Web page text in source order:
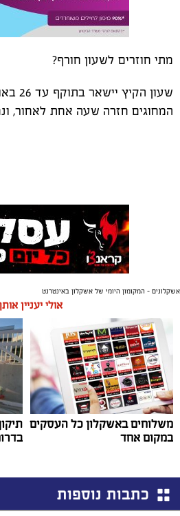
מתי חוזרים לשעון חורף?
המחוגים חזרה שעה אחת לאחור,
אשקלונים - המקומון היומי של אשקלון באינטרנט
אולי יעניין
משלוחים באשקלון כל העסקים
במקום אחד
כתבות נוספות